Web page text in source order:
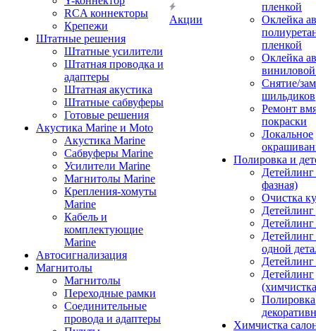
RCA коннекторы
Крепежи
Штатные решения
Штатные усилители
Штатная проводка и
адаптеры
Штатная акустика
Штатные сабвуферы
Готовые решения
Акустика Marine и Moto
Акустика Marine
Сабвуферы Marine
Усилители Marine
Магнитолы Marine
Крепления-хомуты
Marine
Кабель и
комплектующие
Marine
Автосигнализация
Магнитолы
Магнитолы
Переходные рамки
Соединительные
провода и адаптеры
Акции
пленкой
Оклейка
пленкой
Оклейка
Снятие/
шильдиков
Ремонт
покраски
Локальное
Полировка и
фазная)
Очистка
Детейлинг
одной
Детейлинг
Полировка
Химчистка